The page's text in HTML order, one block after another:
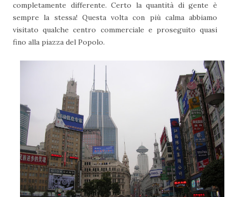
completamente differente. Certo la quantità di gente è
sempre la stessa! Questa volta con più calma abbiamo
visitato qualche centro commerciale e proseguito quasi
fino alla piazza del Popolo.